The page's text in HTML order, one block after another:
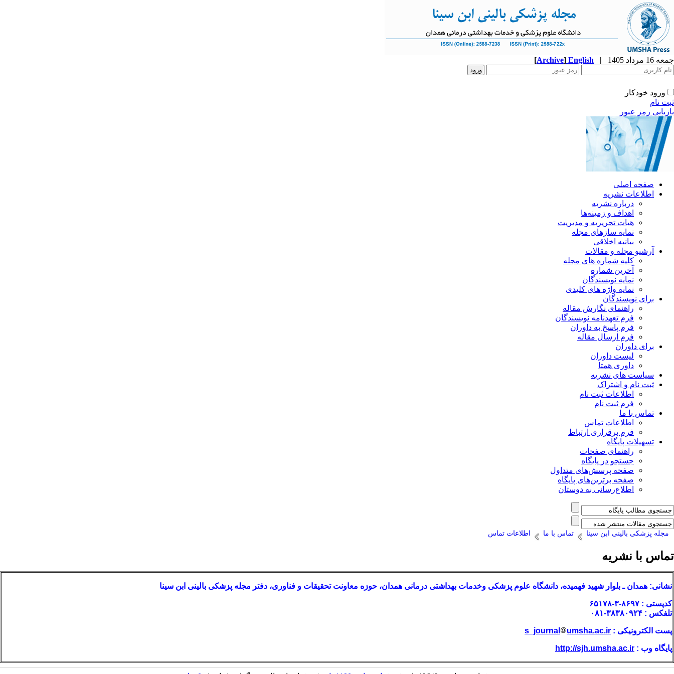
جمعه 16 مرداد 1405 |
English
[Archive]
ورود خودکار
ثبت نام
بازیابی رمز عبور
صفحه اصلی
اطلاعات نشریه
درباره نشریه
اهداف و زمینه‌ها
هیات تحریریه و مدیریت
نمایه سازهای مجله
بیانیه اخلاقی
آرشیو مجله و مقالات
کلیه شماره های مجله
آخرین شماره
نمایه نویسندگان
نمایه واژه های کلیدی
برای نویسندگان
راهنمای نگارش مقاله
فرم تعهدنامه نویسندگان
فرم پاسخ به داوران
فرم ارسال مقاله
برای داوران
لیست داوران
داوری همتا
سیاست های نشریه
ثبت نام و اشتراک
اطلاعات ثبت نام
فرم ثبت نام
تماس با ما
اطلاعات تماس
فرم برقراری ارتباط
تسهیلات پایگاه
راهنمای صفحات
جستجو در پایگاه
صفحه پرسش‌های متداول
صفحه برترین‌های پایگاه
اطلاع‌رسانی به دوستان
مجله پزشکی بالینی ابن سینا تماس با ما اطلاعات تماس
تماس با نشریه
نشانی: همدان ـ بلوار شهید فهمیده، دانشگاه علوم پزشکی وخدمات بهداشتی درمانی همدان، حوزه معاونت تحقیقات و فناوری، دفتر مجله پزشکی بالینی ابن سینا
کدپستی : ۸۶۹۷-۳-۶۵۱۷۸
تلفکس : ۳۸۳۸۰۹۲۴-۰۸۱
پست الکترونیکی : s_journal umsha.ac.ir
پایگاه وب : http://sjh.umsha.ac.ir